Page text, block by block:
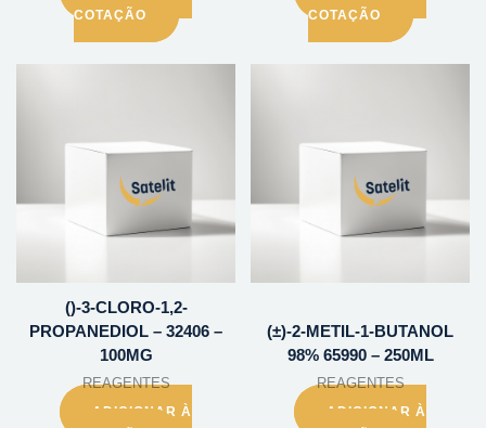
COTAÇÃO
COTAÇÃO
()-3-CLORO-1,2-
PROPANEDIOL – 32406 –
100MG
REAGENTES
ADICIONAR À
(±)-2-METIL-1-BUTANOL
98% 65990 – 250ML
REAGENTES
ADICIONAR À